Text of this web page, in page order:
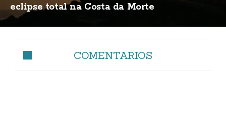
eclipse total na Costa da Morte
COMENTARIOS